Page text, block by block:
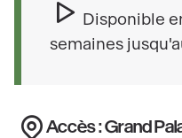
Disponible
semaines
Accès : Grand